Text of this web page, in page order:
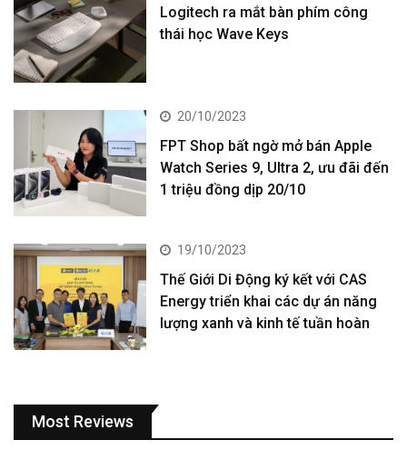
Logitech ra mắt bàn phím công
thái học Wave Keys
20/10/2023
FPT Shop bất ngờ mở bán Apple
Watch Series 9, Ultra 2, ưu đãi đến
1 triệu đồng dịp 20/10
19/10/2023
Thế Giới Di Động ký kết với CAS
Energy triển khai các dự án năng
lượng xanh và kinh tế tuần hoàn
Most Reviews